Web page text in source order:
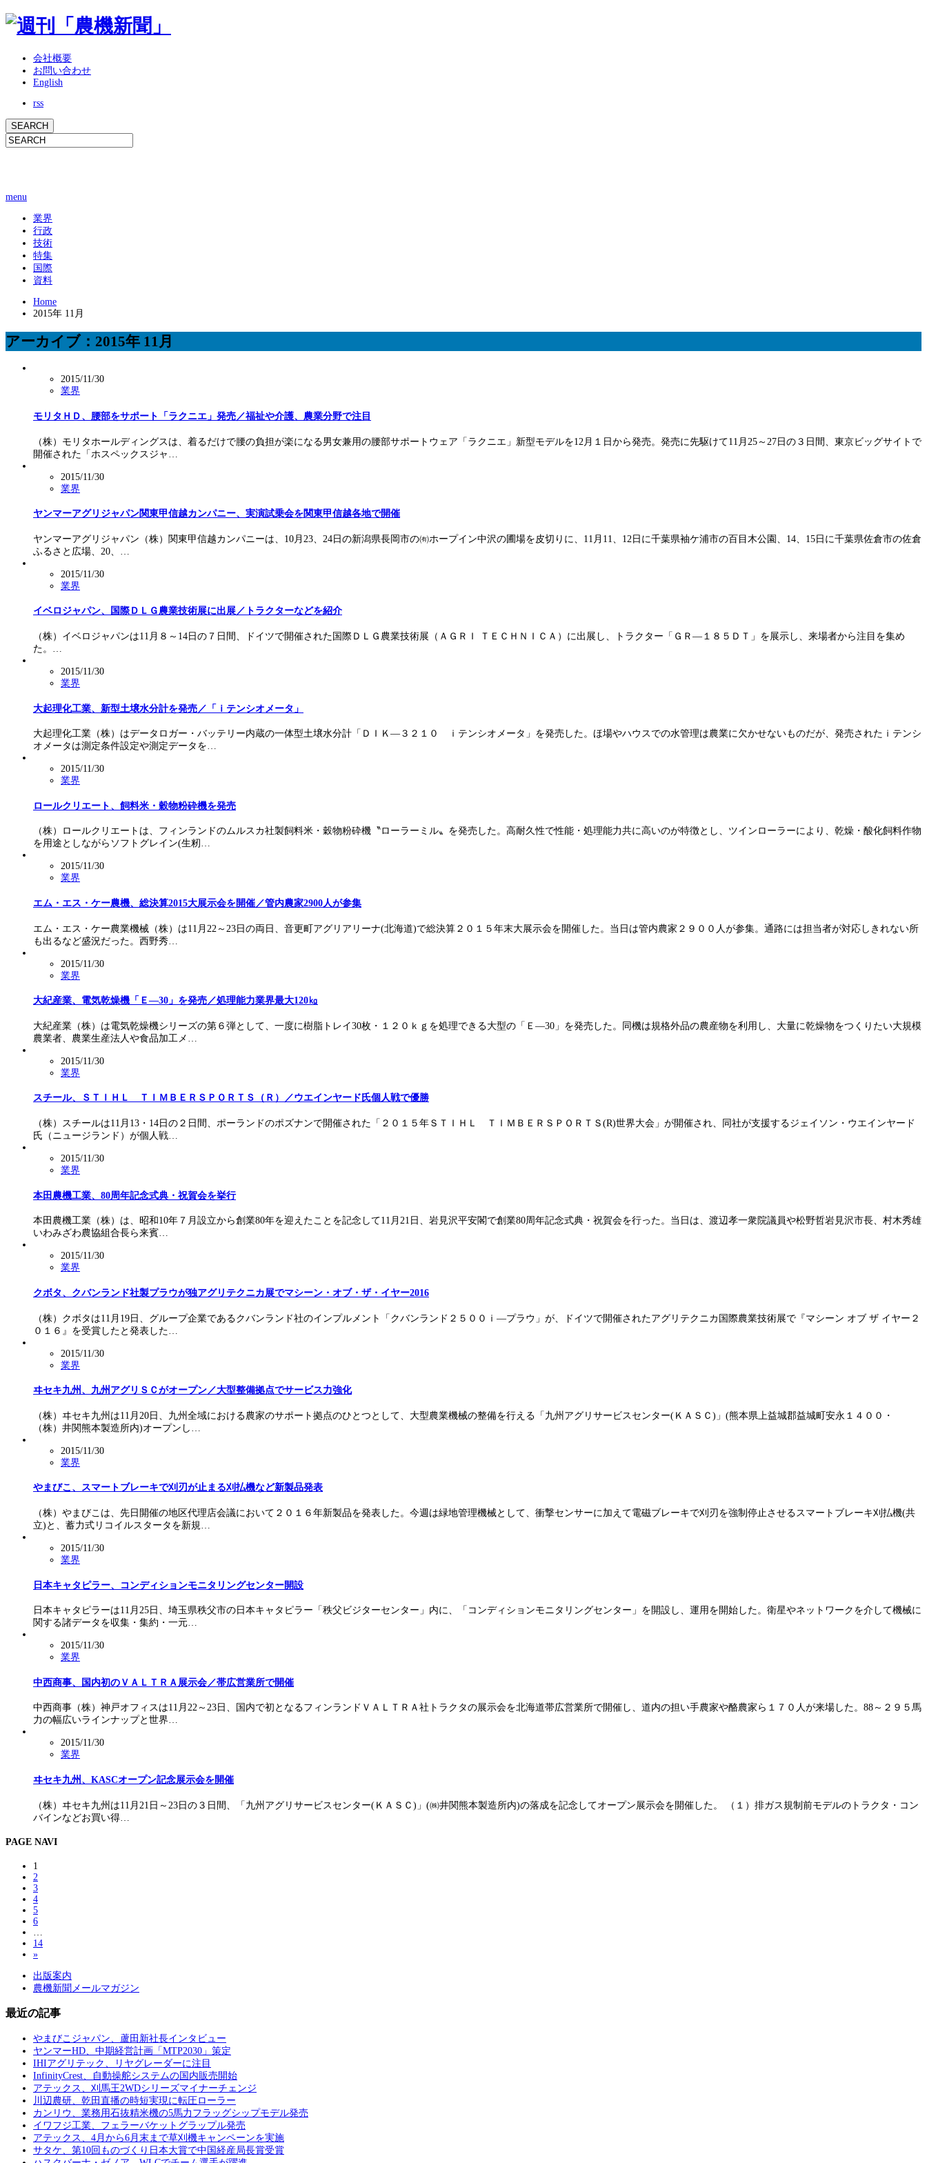
会社概要
お問い合わせ
English
rss
menu
業界
行政
技術
特集
国際
資料
Home
2015年 11月
アーカイブ：2015年 11月
2015/11/30
業界
モリタＨＤ、腰部をサポート「ラクニエ」発売／福祉や介護、農業分野で注目
（株）モリタホールディングスは、着るだけで腰の負担が楽になる男女兼用の腰部サポートウェア「ラクニエ」新型モデルを12月１日から発売。発売に先駆けて11月25～27日の３日間、東京ビッグサイトで
開催された「ホスペックスジャ…
2015/11/30
業界
ヤンマーアグリジャパン関東甲信越カンパニー、実演試乗会を関東甲信越各地で開催
ヤンマーアグリジャパン（株）関東甲信越カンパニーは、10月23、24日の新潟県長岡市の㈲ホープイン中沢の圃場を皮切りに、11月11、12日に千葉県袖ケ浦市の百目木公園、14、15日に千葉県佐倉市の佐倉
ふるさと広場、20、…
2015/11/30
業界
イベロジャパン、国際ＤＬＧ農業技術展に出展／トラクターなどを紹介
（株）イベロジャパンは11月８～14日の７日間、ドイツで開催された国際ＤＬＧ農業技術展（ＡＧＲＩ ＴＥＣＨＮＩＣＡ）に出展し、トラクター「ＧＲ―１８５ＤＴ」を展示し、来場者から注目を集め
た。…
2015/11/30
業界
大起理化工業、新型土壌水分計を発売／「ｉテンシオメータ」
大起理化工業（株）はデータロガー・バッテリー内蔵の一体型土壌水分計「ＤＩＫ―３２１０ ｉテンシオメータ」を発売した。ほ場やハウスでの水管理は農業に欠かせないものだが、発売されたｉテンシ
オメータは測定条件設定や測定データを…
2015/11/30
業界
ロールクリエート、飼料米・穀物粉砕機を発売
（株）ロールクリエートは、フィンランドのムルスカ社製飼料米・穀物粉砕機〝ローラーミル〟を発売した。高耐久性で性能・処理能力共に高いのが特徴とし、ツインローラーにより、乾燥・酸化飼料作物
を用途としながらソフトグレイン(生籾…
2015/11/30
業界
エム・エス・ケー農機、総決算2015大展示会を開催／管内農家2900人が参集
エム・エス・ケー農業機械（株）は11月22～23日の両日、音更町アグリアリーナ(北海道)で総決算２０１５年末大展示会を開催した。当日は管内農家２９００人が参集。通路には担当者が対応しきれない所
も出るなど盛況だった。西野秀…
2015/11/30
業界
大紀産業、電気乾燥機「Ｅ―30」を発売／処理能力業界最大120㎏
大紀産業（株）は電気乾燥機シリーズの第６弾として、一度に樹脂トレイ30枚・１２０ｋｇを処理できる大型の「Ｅ―30」を発売した。同機は規格外品の農産物を利用し、大量に乾燥物をつくりたい大規模
農業者、農業生産法人や食品加工メ…
2015/11/30
業界
スチール、ＳＴＩＨＬ ＴＩＭＢＥＲＳＰＯＲＴＳ（Ｒ）／ウエインヤード氏個人戦で優勝
（株）スチールは11月13・14日の２日間、ポーランドのポズナンで開催された「２０１５年ＳＴＩＨＬ ＴＩＭＢＥＲＳＰＯＲＴＳ(R)世界大会」が開催され、同社が支援するジェイソン・ウエインヤード
氏（ニュージランド）が個人戦…
2015/11/30
業界
本田農機工業、80周年記念式典・祝賀会を挙行
本田農機工業（株）は、昭和10年７月設立から創業80年を迎えたことを記念して11月21日、岩見沢平安閣で創業80周年記念式典・祝賀会を行った。当日は、渡辺孝一衆院議員や松野哲岩見沢市長、村木秀雄
いわみざわ農協組合長ら来賓…
2015/11/30
業界
クボタ、クバンランド社製プラウが独アグリテクニカ展でマシーン・オブ・ザ・イヤー2016
（株）クボタは11月19日、グループ企業であるクバンランド社のインプルメント「クバンランド２５００ｉ―プラウ」が、ドイツで開催されたアグリテクニカ国際農業技術展で『マシーン オブ ザ イヤー２
０１６』を受賞したと発表した…
2015/11/30
業界
ヰセキ九州、九州アグリＳＣがオープン／大型整備拠点でサービス力強化
（株）ヰセキ九州は11月20日、九州全域における農家のサポート拠点のひとつとして、大型農業機械の整備を行える「九州アグリサービスセンター(ＫＡＳＣ)」(熊本県上益城郡益城町安永１４００・
（株）井関熊本製造所内)オープンし…
2015/11/30
業界
やまびこ、スマートブレーキで刈刃が止まる刈払機など新製品発表
（株）やまびこは、先日開催の地区代理店会議において２０１６年新製品を発表した。今週は緑地管理機械として、衝撃センサーに加えて電磁ブレーキで刈刃を強制停止させるスマートブレーキ刈払機(共
立)と、蓄力式リコイルスタータを新規…
2015/11/30
業界
日本キャタピラー、コンディションモニタリングセンター開設
日本キャタピラーは11月25日、埼玉県秩父市の日本キャタピラー「秩父ビジターセンター」内に、「コンディションモニタリングセンター」を開設し、運用を開始した。衛星やネットワークを介して機械に
関する諸データを収集・集約・一元…
2015/11/30
業界
中西商事、国内初のＶＡＬＴＲＡ展示会／帯広営業所で開催
中西商事（株）神戸オフィスは11月22～23日、国内で初となるフィンランドＶＡＬＴＲＡ社トラクタの展示会を北海道帯広営業所で開催し、道内の担い手農家や酪農家ら１７０人が来場した。88～２９５馬
力の幅広いラインナップと世界…
2015/11/30
業界
ヰセキ九州、KASCオープン記念展示会を開催
（株）ヰセキ九州は11月21日～23日の３日間、「九州アグリサービスセンター(ＫＡＳＣ)」(㈱井関熊本製造所内)の落成を記念してオープン展示会を開催した。 （１）排ガス規制前モデルのトラクタ・コン
バインなどお買い得…
PAGE NAVI
1
2
3
4
5
6
14
»
出版案内
農機新聞メールマガジン
最近の記事
やまびこジャパン、蘆田新社長インタビュー
ヤンマーHD、中期経営計画「MTP2030」策定
IHIアグリテック、リヤグレーダーに注目
InfinityCrest、自動操舵システムの国内販売開始
アテックス、刈馬王2WDシリーズマイナーチェンジ
川辺農研、乾田直播の時短実現に転圧ローラー
カンリウ、業務用石抜精米機の5馬力フラッグシップモデル発売
イワフジ工業、フェラーバケットグラップル発売
アテックス、4月から6月末まで草刈機キャンペーンを実施
サタケ、第10回ものづくり日本大賞で中国経産局長賞受賞